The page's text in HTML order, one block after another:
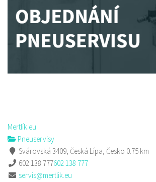
Mertlík.eu
Pneuservisy
Svárovská 3409, Česká Lípa, Česko 0.75 km
602 138 777602 138 777
servis@mertlik.eu